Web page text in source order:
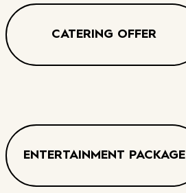
CATERING OFFER
ENTERTAINMENT PACKAGE